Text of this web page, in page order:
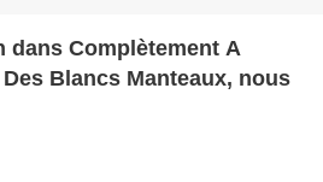
dans Complètement A
Des Blancs Manteaux, nous